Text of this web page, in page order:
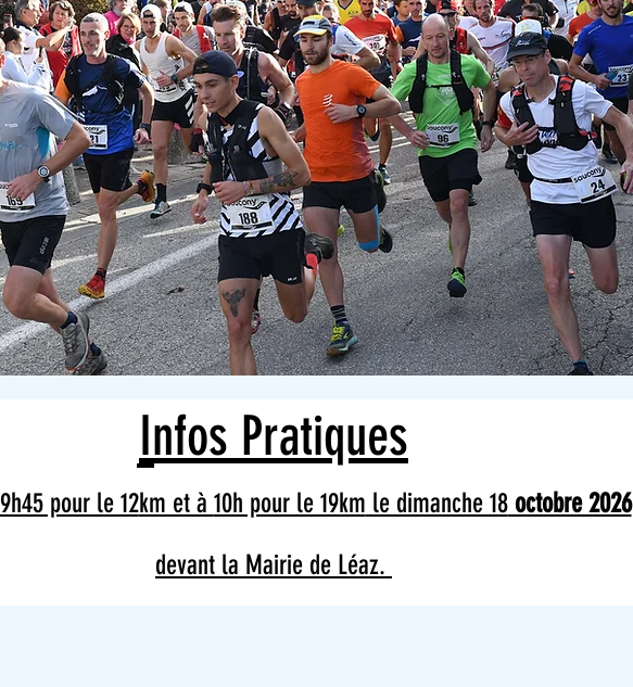
Infos Pratiques
9h45 pour le 12km et à 10h pour le 19km le dimanche 18octobre 2026
devant la Mairie de Léaz.